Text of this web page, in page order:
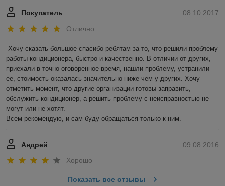
08.10.2017
Покупатель
Отлично
Хочу сказать большое спасибо ребятам за то, что решили проблему
работы кондиционера, быстро и качественно. В отличии от других,
приехали в точно оговоренное время, нашли проблему, устранили
ее, стоимость оказалась значительно ниже чем у других. Хочу
отметить момент, что другие организации готовы заправить,
обслужить кондиционер, а решить проблему с неисправностью не
могут или не хотят.
Всем рекомендую, и сам буду обращаться только к ним.
09.08.2016
Андрей
Хорошо
Показать все отзывы